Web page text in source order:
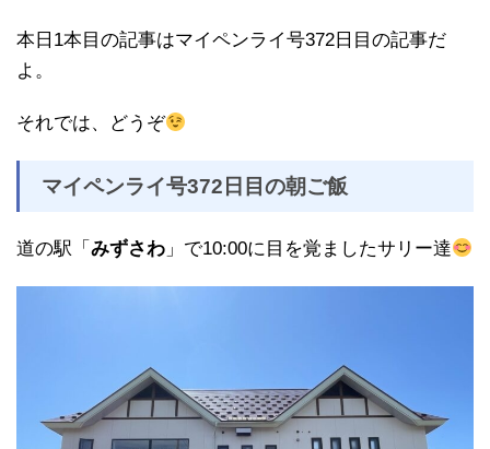
本日1本目の記事はマイペンライ号372日目の記事だ
よ。
それでは、どうぞ
マイペンライ号372日目の朝ご飯
道の駅「 みずさわ 」で10:00に目を覚ましたサリー達